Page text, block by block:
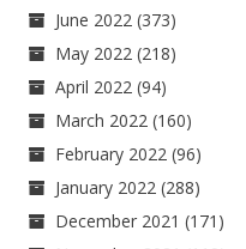
June 2022 (373)
May 2022 (218)
April 2022 (94)
March 2022 (160)
February 2022 (96)
January 2022 (288)
December 2021 (171)